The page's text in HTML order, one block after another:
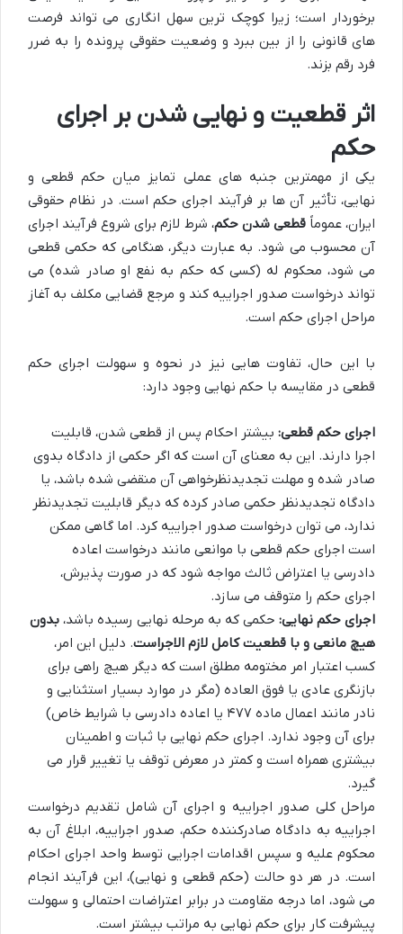
برخوردار است؛ زیرا کوچک ترین سهل انگاری می تواند فرصت
های قانونی را از بین ببرد و وضعیت حقوقی پرونده را به ضرر
فرد رقم بزند.
اثر قطعیت و نهایی شدن بر اجرای
حکم
یکی از مهمترین جنبه های عملی تمایز میان حکم قطعی و
نهایی، تأثیر آن ها بر فرآیند اجرای حکم است. در نظام حقوقی
ایران، عموماًقطعی شدن حکم، شرط لازم برای شروع فرآیند اجرای
آن محسوب می شود. به عبارت دیگر، هنگامی که حکمی قطعی
می شود، محکوم له (کسی که حکم به نفع او صادر شده) می
تواند درخواست صدور اجراییه کند و مرجع قضایی مکلف به آغاز
مراحل اجرای حکم است.
با این حال، تفاوت هایی نیز در نحوه و سهولت اجرای حکم
قطعی در مقایسه با حکم نهایی وجود دارد:
اجرای حکم قطعی: بیشتر احکام پس از قطعی شدن، قابلیت
اجرا دارند. این به معنای آن است که اگر حکمی از دادگاه بدوی
صادر شده و مهلت تجدیدنظرخواهی آن منقضی شده باشد، یا
دادگاه تجدیدنظر حکمی صادر کرده که دیگر قابلیت تجدیدنظر
ندارد، می توان درخواست صدور اجراییه کرد. اما گاهی ممکن
است اجرای حکم قطعی با موانعی مانند درخواست اعاده
دادرسی یا اعتراض ثالث مواجه شود که در صورت پذیرش،
اجرای حکم را متوقف می سازد.
اجرای حکم نهایی: حکمی که به مرحله نهایی رسیده باشد، بدون
هیچ مانعی و با قطعیت کامل لازم الاجراست. دلیل این امر،
کسب اعتبار امر مختومه مطلق است که دیگر هیچ راهی برای
بازنگری عادی یا فوق العاده (مگر در موارد بسیار استثنایی و
نادر مانند اعمال ماده ۴۷۷ یا اعاده دادرسی با شرایط خاص)
برای آن وجود ندارد. اجرای حکم نهایی با ثبات و اطمینان
بیشتری همراه است و کمتر در معرض توقف یا تغییر قرار می
گیرد.
مراحل کلی صدور اجراییه و اجرای آن شامل تقدیم درخواست
اجراییه به دادگاه صادرکننده حکم، صدور اجراییه، ابلاغ آن به
محکوم علیه و سپس اقدامات اجرایی توسط واحد اجرای احکام
است. در هر دو حالت (حکم قطعی و نهایی)، این فرآیند انجام
می شود، اما درجه مقاومت در برابر اعتراضات احتمالی و سهولت
پیشرفت کار برای حکم نهایی به مراتب بیشتر است.